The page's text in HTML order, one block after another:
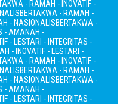
- RAMAH - INOVATIF -
BERTAKWA - RAMAH -
- NASIONALISBERTAKWA -
- AMANAH -
- LESTARI - INTEGRITAS -
- INOVATIF - LESTARI -
- RAMAH - INOVATIF -
BERTAKWA - RAMAH -
- NASIONALISBERTAKWA -
- AMANAH -
- LESTARI - INTEGRITAS -